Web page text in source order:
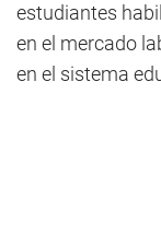
estudiantes
en el mercado
en el sistema